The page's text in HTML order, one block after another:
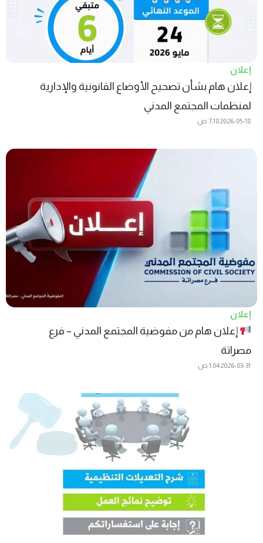
إعلان
إعلان هام بشأن تصحيح الأوضاع القانونية والإدارية
لمنظمات المجتمع المدني
2026-05-187:18 ص
إعلان
إعلان هام من مفوضية المجتمع المدني – فرع
مصراتة
2026-03-311:04 ص